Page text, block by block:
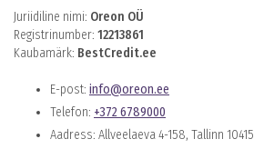
Juriidiline nimi: Oreon OÜ
Registrinumber: 12213861
Kaubamärk: BestCredit.ee
E-post: info@oreon.ee
Telefon: +372 6789000
Aadress: Allveelaeva 4-158, Tallinn 10415